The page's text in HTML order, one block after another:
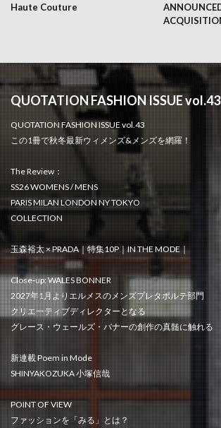
Haute Couture
QUOTATION FASHION ISSUE vol.43
QUOTATION FASHION ISSUE vol.43
この1冊で秋冬最新ウィメンズ&メンズを網羅！
The Review：
SS26 WOMENS / MENS
PARIS MILAN LONDON NY TOKYO
COLLECTION
玉森裕太 × PRADA｜特集10P｜IN THE MODE｜
Close-up: WALES BONNER
2027年1月よりエルメスのメンズプレタポルテ部門
クリエーティブディレクターとなる
グレース・ウェールズ・バナーの創作の真髄に触れる
新連載 Poem in Mode
SHINYAKOZUKA 小塚信哉
POINT OF VIEW
ファッションを「みる」とは？